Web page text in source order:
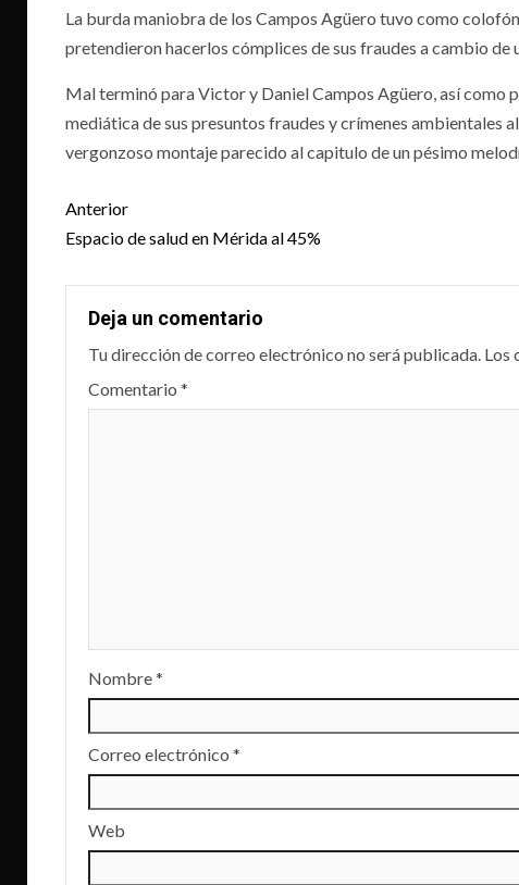
La burda maniobra de los Campos Agüero tuvo como
pretendieron hacerlos cómplices de sus fraudes a cambio de
Mal terminó para Victor y Daniel Campos Agüero, así como
mediática de sus presuntos fraudes y crímenes ambientales
vergonzoso montaje parecido al capitulo de un pésimo
Post
navigation
Anterior
Espacio de salud en Mérida al 45%
Deja un comentario
Tu dirección de correo electrónico no será publicada. Los
Comentario *
Nombre*
Correo electrónico *
Web